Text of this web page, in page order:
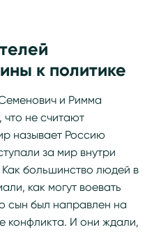
к политике
и Римма
не считают
называет Россию
за мир внутри
большинство людей в
как могут воевать
сын был направлен на
конфликта. И они ждали,